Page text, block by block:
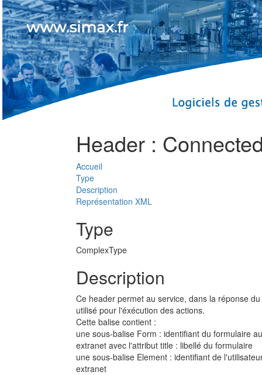
Header :
Accueil
Type
Description
Représentation XML
Type
ComplexType
Description
Ce header permet au service, dans la réponse
utilisé pour l'éxécution des actions.
Cette balise contient :
une sous-balise Form : identifiant du formulaire
extranet avec l'attribut title : libellé du formulaire
une sous-balise Element : identifiant de
extranet